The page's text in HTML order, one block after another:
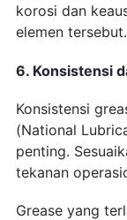
korosi dan
elemen tersebut.
6. Konsistensi
Konsistensi
(National
penting.
tekanan
Grease yang